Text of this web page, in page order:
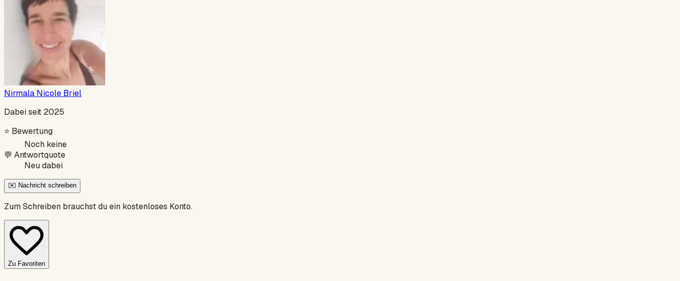
Nirmala Nicole Briel
Dabei seit 2025
⭐ Bewertung
Noch keine
💬 Antwortquote
Neu dabei
✉️ Nachricht schreiben
Zum Schreiben brauchst du ein kostenloses Konto.
Zu Favoriten